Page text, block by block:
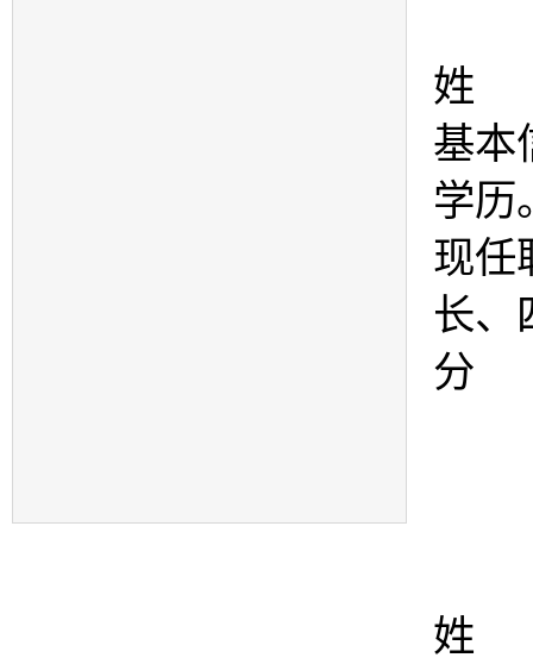
姓
基本
学历
现任
长、
分
姓